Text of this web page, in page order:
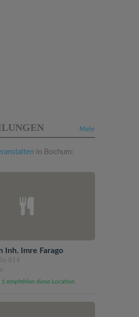
Mehr
in Bochum:
Inh. Imre Farago
814
1 empfehlen diese Location